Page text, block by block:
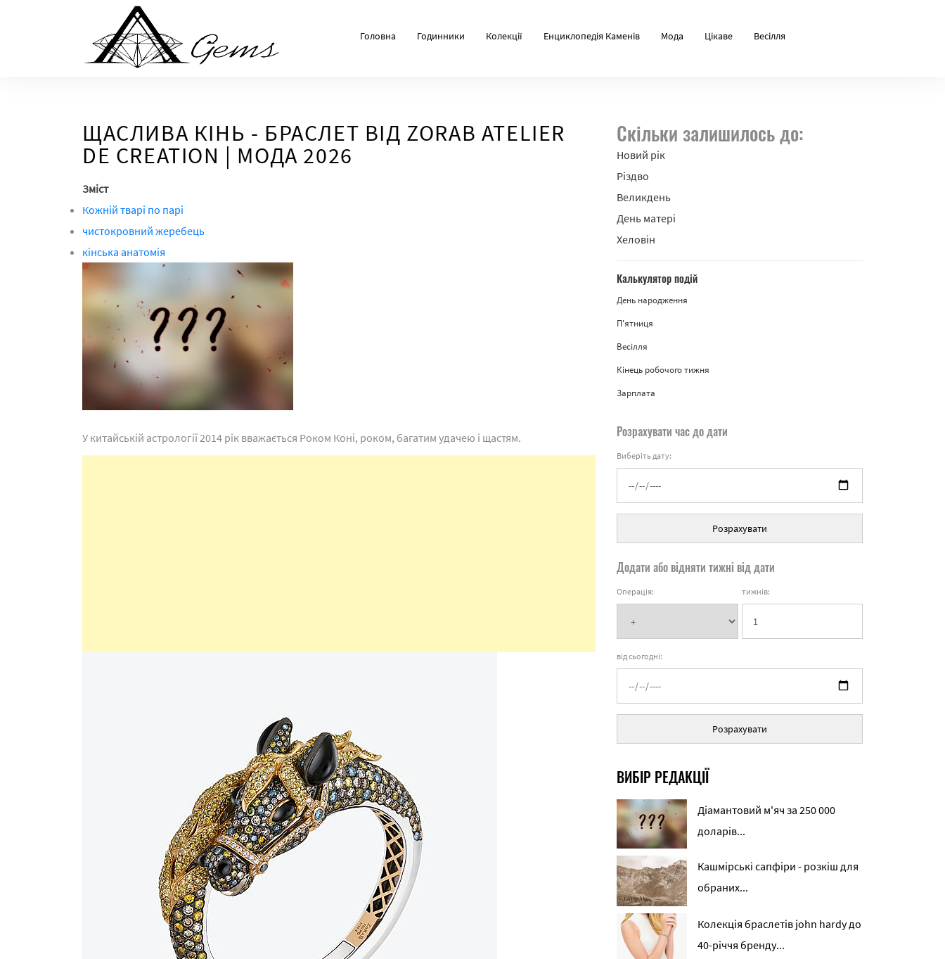
Головна Годинники Колекції Енциклопедія Каменів Мода Цікаве Весілля
ЩАСЛИВА КІНЬ - БРАСЛЕТ ВІД ZORAB ATELIER
DE CREATION | МОДА 2026
Зміст
Кожній тварі по парі
чистокровний жеребець
кінська анатомія
У китайській астрології 2014 рік вважається Роком Коні, роком, багатим удачею і щастям.
Скільки залишилось до:
Новий рік
Різдво
Великдень
День матері
Хеловін
Калькулятор подій
День народження
П'ятниця
Весілля
Кінець робочого тижня
Зарплата
Розрахувати час до дати
Виберіть дату:
Розрахувати
Додати або відняти тижні від дати
Операція: тижнів:
від сьогодні:
Розрахувати
ВИБІР РЕДАКЦІЇ
Діамантовий м'яч за 250 000
доларів...
Кашмірські сапфіри - розкіш для
обраних...
Колекція браслетів john hardy до
40-річчя бренду...